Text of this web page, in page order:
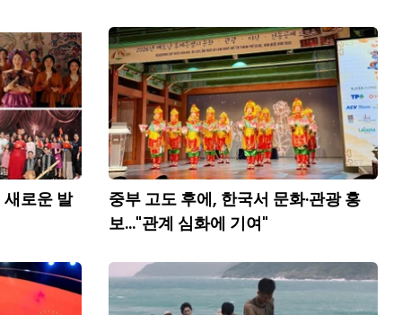
로운 발
중부 고도 후에, 한국서 문화·관광 홍
보..."관계 심화에 기여"